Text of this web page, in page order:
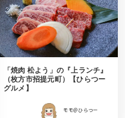
「焼肉 松よう」の『上ランチ』
（枚方市招提元町）【ひらつー
グルメ】
モモ＠ひらつー